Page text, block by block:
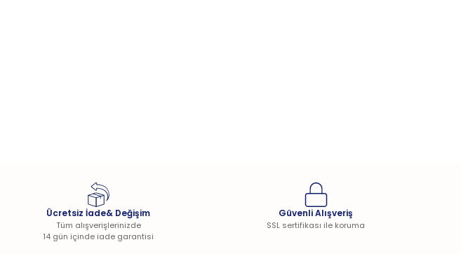
Ücretsiz İade& Değişim
Tüm alışverişlerinizde
14 gün içinde iade garantisi
Güvenli Alışveriş
SSL sertifikası ile koruma